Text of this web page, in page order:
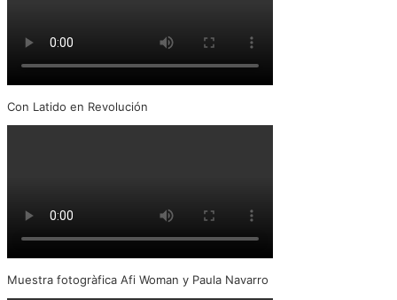
Con Latido en Revolución
Muestra fotogràfica Afi Woman y Paula Navarro